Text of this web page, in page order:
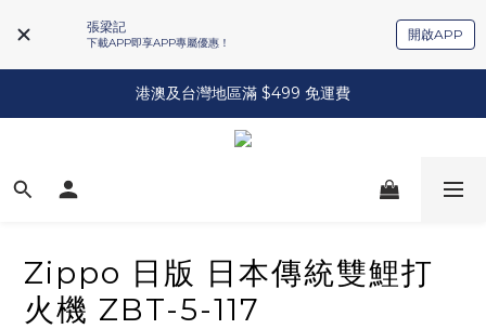
張梁記
下載APP即享APP專屬優惠！
開啟APP
港澳及台灣地區滿 $499 免運費
Zippo 日版 日本傳統雙鯉打
火機 ZBT-5-117